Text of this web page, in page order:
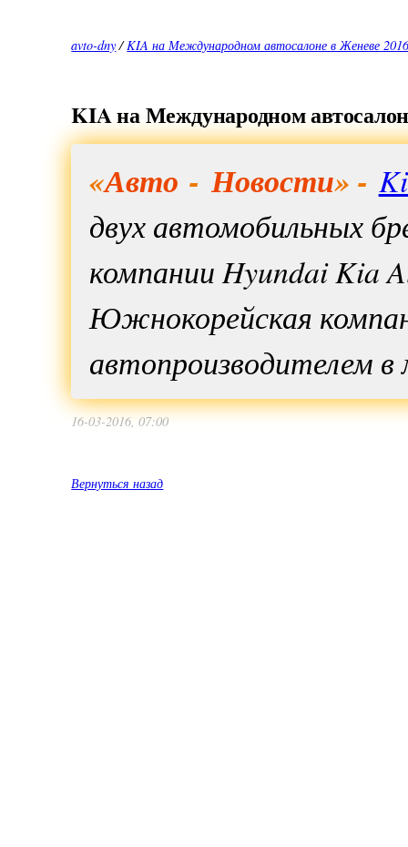
avto-dny/KIA на Международном автосалоне в Женеве
KIA на Международном
«Авто -Новости» -
двух автомобильных
компании Hyundai Kia
Южнокорейская
автопроизводителем в
16-03-2016, 07:00
Вернуться назад